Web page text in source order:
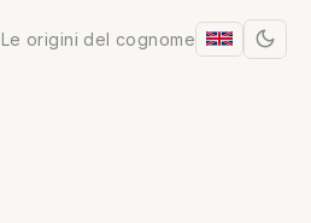
Le origini del cognome